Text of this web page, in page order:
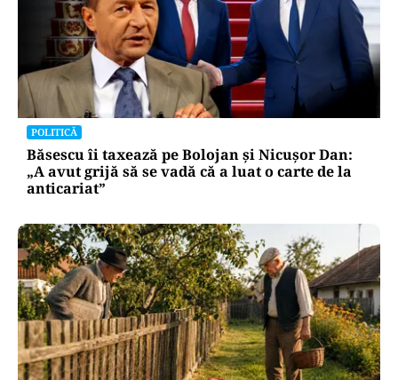
POLITICĂ
Băsescu îi taxează pe Bolojan și Nicușor Dan:
„A avut grijă să se vadă că a luat o carte de la
anticariat”